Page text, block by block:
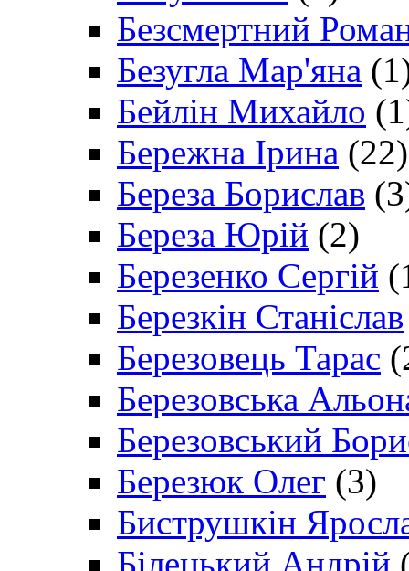
Безсмертний
Безугла Мар'яна
Бейлін Михайло
Бережна Ірина (22)
Береза Борислав
Береза Юрій (2)
Березенко Сергій
Березкін Станіслав
Березовець Тарас
Березовська
Березовський
Березюк Олег (3)
Биструшкін
Білецький Андрій